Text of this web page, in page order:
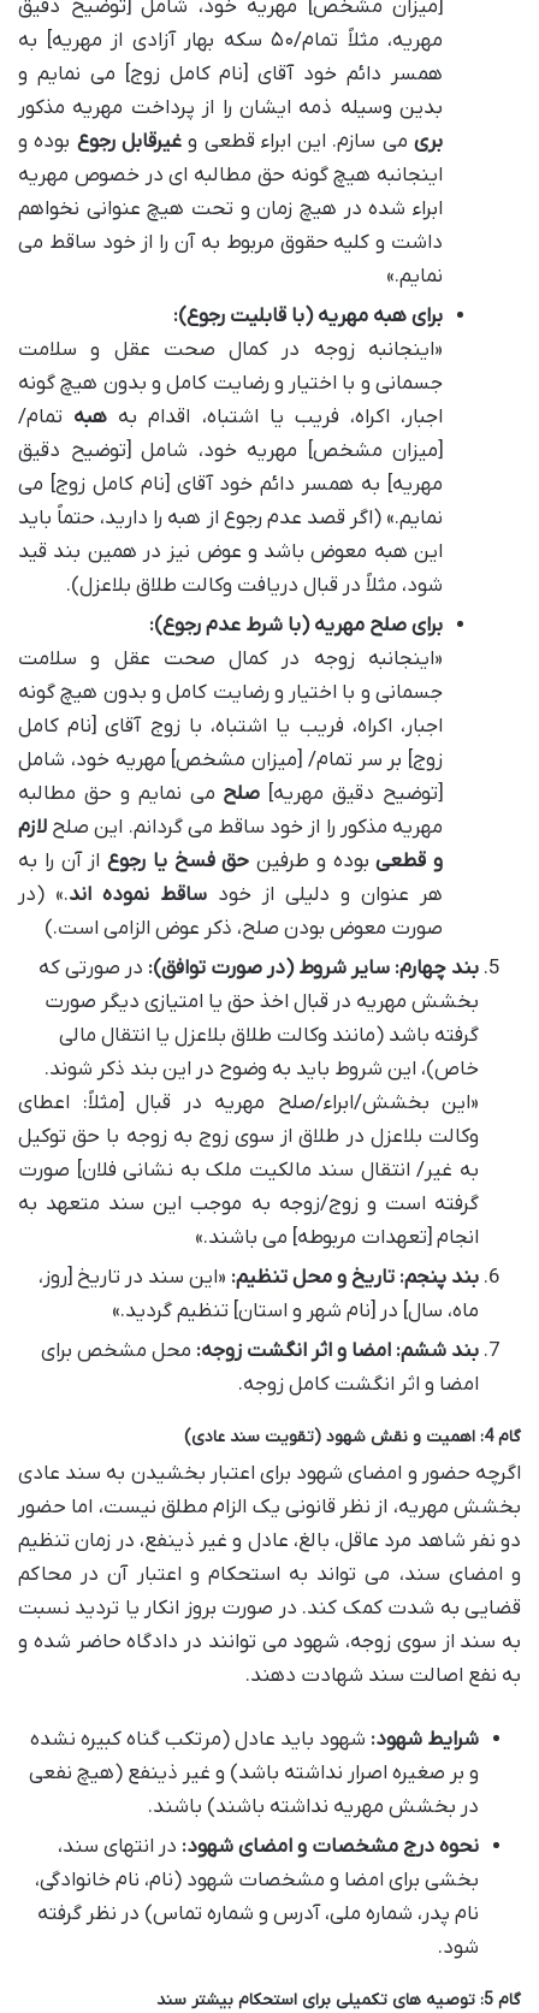
[میزان مشخص] مهریه خود، شامل [توضیح دقیق
مهریه، مثلاً تمام/۵۰ سکه بهار آزادی از مهریه] به
همسر دائم خود آقای [نام کامل زوج] می نمایم و
بدین وسیله ذمه ایشان را از پرداخت مهریه مذکور
بریمی سازم. این ابراء قطعی وغیرقابل رجوع بوده و
اینجانبه هیچ گونه حق مطالبه ای در خصوص مهریه
ابراء شده در هیچ زمان و تحت هیچ عنوانی نخواهم
داشت و کلیه حقوق مربوط به آن را از خود ساقط می
نمایم.»
برای هبه مهریه (با قابلیت رجوع):
«اینجانبه زوجه در کمال صحت عقل و سلامت
جسمانی و با اختیار و رضایت کامل و بدون هیچ گونه
اجبار، اکراه، فریب یا اشتباه، اقدام به هبه تمام/
[میزان مشخص] مهریه خود، شامل [توضیح دقیق
مهریه] به همسر دائم خود آقای [نام کامل زوج] می
نمایم.» (اگر قصد عدم رجوع از هبه را دارید، حتماً باید
این هبه معوض باشد و عوض نیز در همین بند قید
شود، مثلاً در قبال دریافت وکالت طلاق بلاعزل).
برای صلح مهریه (با شرط عدم رجوع):
«اینجانبه زوجه در کمال صحت عقل و سلامت
جسمانی و با اختیار و رضایت کامل و بدون هیچ گونه
اجبار، اکراه، فریب یا اشتباه، با زوج آقای [نام کامل
زوج] بر سر تمام/ [میزان مشخص] مهریه خود، شامل
[توضیح دقیق مهریه] صلح می نمایم و حق مطالبه
مهریه مذکور را از خود ساقط می گردانم. این صلح لازم
و قطعیبوده و طرفین حق فسخ یا رجوع از آن را به
هر عنوان و دلیلی از خود ساقط نموده اند.» (در
صورت معوض بودن صلح، ذکر عوض الزامی است.)
بند چهارم: سایر شروط (در صورت توافق): در صورتی که
بخشش مهریه در قبال اخذ حق یا امتیازی دیگر صورت
گرفته باشد (مانند وکالت طلاق بلاعزل یا انتقال مالی
خاص)، این شروط باید به وضوح در این بند ذکر شوند.
«این بخشش/ابراء/صلح مهریه در قبال [مثلاً: اعطای
وکالت بلاعزل در طلاق از سوی زوج به زوجه با حق توکیل
به غیر/ انتقال سند مالکیت ملک به نشانی فلان] صورت
گرفته است و زوج/زوجه به موجب این سند متعهد به
انجام [تعهدات مربوطه] می باشند.»
بند پنجم: تاریخ و محل تنظیم: «این سند در تاریخ [روز،
ماه، سال] در [نام شهر و استان] تنظیم گردید.»
بند ششم: امضا و اثر انگشت زوجه: محل مشخص برای
امضا و اثر انگشت کامل زوجه.
گام 4: اهمیت و نقش شهود (تقویت سند عادی)
اگرچه حضور و امضای شهود برای اعتبار بخشیدن به سند عادی
بخشش مهریه، از نظر قانونی یک الزام مطلق نیست، اما حضور
دو نفر شاهد مرد عاقل، بالغ، عادل و غیر ذینفع، در زمان تنظیم
و امضای سند، می تواند به استحکام و اعتبار آن در محاکم
قضایی به شدت کمک کند. در صورت بروز انکار یا تردید نسبت
به سند از سوی زوجه، شهود می توانند در دادگاه حاضر شده و
به نفع اصالت سند شهادت دهند.
شرایط شهود: شهود باید عادل (مرتکب گناه کبیره نشده
و بر صغیره اصرار نداشته باشد) و غیر ذینفع (هیچ نفعی
در بخشش مهریه نداشته باشند) باشند.
نحوه درج مشخصات و امضای شهود: در انتهای سند،
بخشی برای امضا و مشخصات شهود (نام، نام خانوادگی،
نام پدر، شماره ملی، آدرس و شماره تماس) در نظر گرفته
شود.
گام 5: توصیه های تکمیلی برای استحکام بیشتر سند